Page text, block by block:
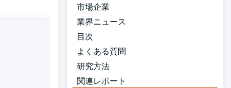
市場企業
業界ニュース
目次
よくある質問
研究方法
関連レポート